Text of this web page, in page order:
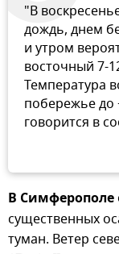
"В
дождь, днем
и утром
восточный 7-
Температура
побережье до
говорится в
В Симферополе
существенных
туман. Ветер